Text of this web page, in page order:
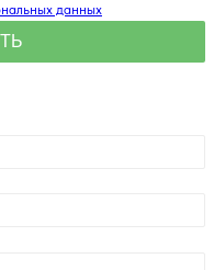
данных